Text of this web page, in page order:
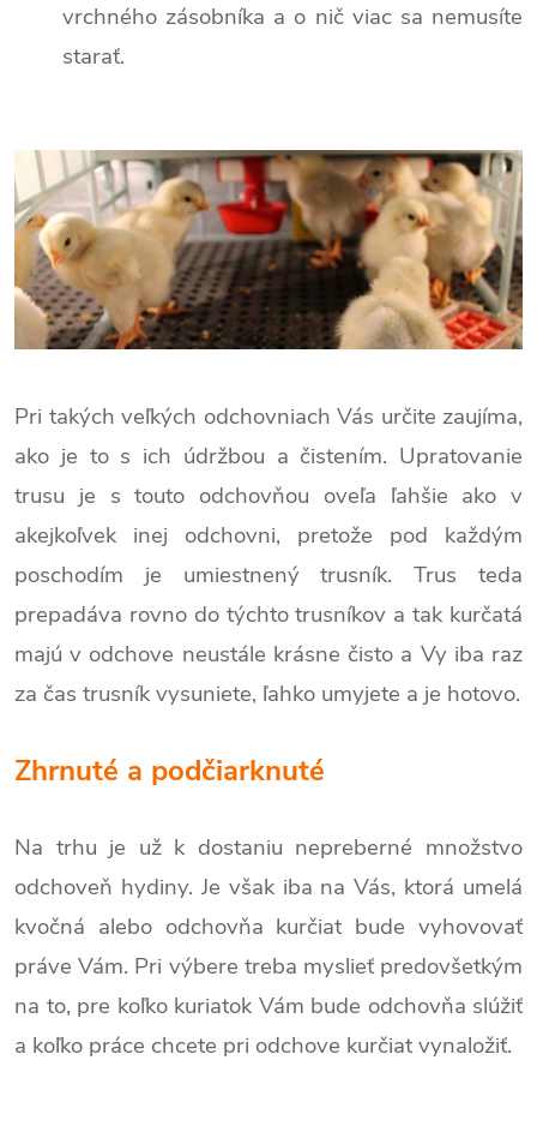
vrchného zásobníka a o nič viac sa nemusíte
starať.
Pri takých veľkých odchovniach Vás určite zaujíma,
ako je to s ich údržbou a čistením. Upratovanie
trusu je s touto odchovňou oveľa ľahšie ako v
akejkoľvek inej odchovni, pretože pod každým
poschodím je umiestnený trusník. Trus teda
prepadáva rovno do týchto trusníkov a tak kurčatá
majú v odchove neustále krásne čisto a Vy iba raz
za čas trusník vysuniete, ľahko umyjete a je hotovo.
Zhrnuté a podčiarknuté
Na trhu je už k dostaniu nepreberné množstvo
odchoveň hydiny. Je však iba na Vás, ktorá umelá
kvočná alebo odchovňa kurčiat bude vyhovovať
práve Vám. Pri výbere treba myslieť predovšetkým
na to, pre koľko kuriatok Vám bude odchovňa slúžiť
a koľko práce chcete pri odchove kurčiat vynaložiť.